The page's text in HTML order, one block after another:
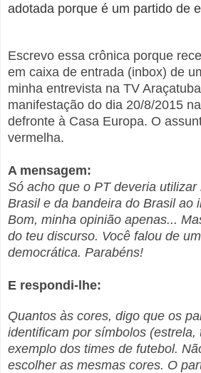
adotada porque é um partido de
Escrevo essa crônica porque
em caixa de entrada (inbox) de
minha entrevista na TV
manifestação do dia 20/8/2015
defronte à Casa Europa. O
vermelha.
A mensagem:
Só acho que o PT deveria
Brasil e da bandeira do Brasil ao
Bom, minha opinião apenas...
do teu discurso. Você falou de
democrática. Parabéns!
E respondi-lhe:
Quantos às cores, digo que os
identificam por símbolos (estrela,
exemplo dos times de futebol.
escolher as mesmas cores. O